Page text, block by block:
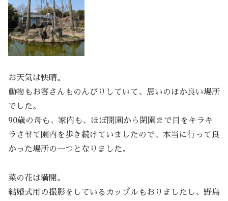
お天気は快晴。
動物もお客さんものんびりしていて、思いのほか良い場所
でした。
90歳の母も、家内も、ほぼ開園から閉園まで目をキラキ
ラさせて園内を歩き続けていましたので、本当に行って良
かった場所の一つとなりました。
菜の花は満開。
結婚式用の撮影をしているカップルもおりましたし、野鳥